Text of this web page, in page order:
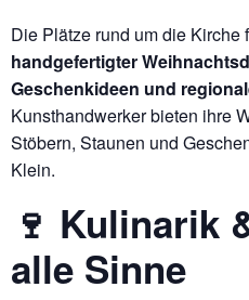
Die Plätze rund um die Kirche
handgefertigter
Geschenkideen und
Kunsthandwerker bieten ihre
Stöbern, Staunen und
Klein.
🍷 Kulinarik
alle Sinne